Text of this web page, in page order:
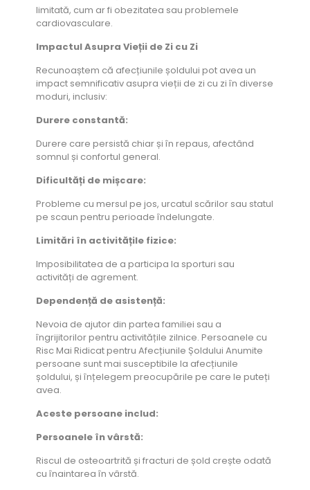
limitată, cum ar fi obezitatea sau problemele
cardiovasculare.
Impactul Asupra Vieții de Zi cu Zi
Recunoaștem că afecțiunile șoldului pot avea un
impact semnificativ asupra vieții de zi cu zi în diverse
moduri, inclusiv:
Durere constantă:
Durere care persistă chiar și în repaus, afectând
somnul și confortul general.
Dificultăți de mișcare:
Probleme cu mersul pe jos, urcatul scărilor sau statul
pe scaun pentru perioade îndelungate.
Limitări în activitățile fizice:
Imposibilitatea de a participa la sporturi sau
activități de agrement.
Dependență de asistență:
Nevoia de ajutor din partea familiei sau a
îngrijitorilor pentru activitățile zilnice. Persoanele cu
Risc Mai Ridicat pentru Afecțiunile Șoldului Anumite
persoane sunt mai susceptibile la afecțiunile
șoldului, și înțelegem preocupările pe care le puteți
avea.
Aceste persoane includ:
Persoanele în vârstă:
Riscul de osteoartrită și fracturi de șold crește odată
cu înaintarea în vârstă.